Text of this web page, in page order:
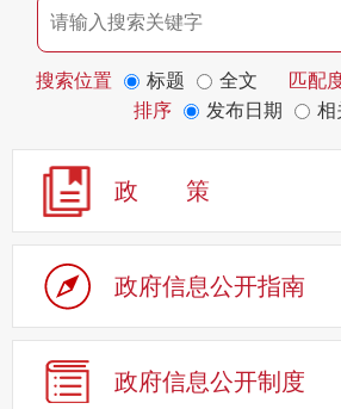
搜索位置 标题 全文 匹配
排序
发布日期 相
政 策
政府信息公开指南
政府信息公开制度